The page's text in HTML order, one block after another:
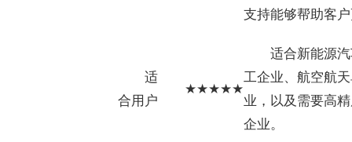
支持能够帮助客
适
合用户
★★★★★
适合新能源
工企业、航空航
业，以及需要高
企业。